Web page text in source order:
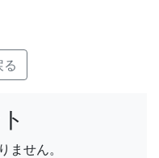
る
ません。